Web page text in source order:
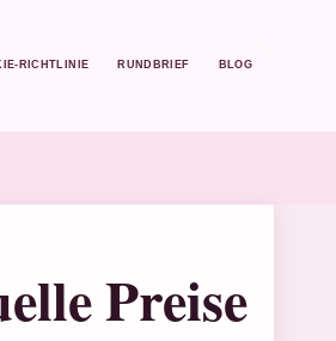
RICHTLINIE RUNDBRIEF BLOG
Preise